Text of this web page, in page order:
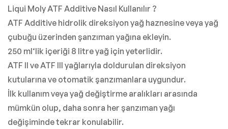
Liqui Moly ATF Additive Nasıl Kullanılır ?
ATF Additive hidrolik direksiyon yağ haznesine veya yağ
çubuğu üzerinden şanzıman yağına ekleyin.
250 ml‘lik içeriği 8 litre yağ için yeterlidir.
ATF II ve ATF III yağlarıyla doldurulan direksiyon
kutularına ve otomatik şanzımanlara uygundur.
İlk kullanım veya yağ değiştirme aralıkları arasında
mümkün olup, daha sonra her şanzıman yağı
değişiminde tekrar konulabilir.